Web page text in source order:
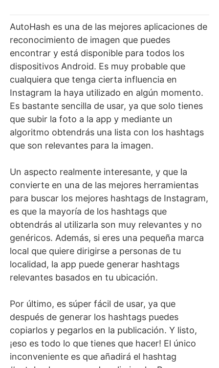
AutoHash es una de las mejores aplicaciones de
reconocimiento de imagen que puedes
encontrar y está disponible para todos los
dispositivos Android. Es muy probable que
cualquiera que tenga cierta influencia en
Instagram la haya utilizado en algún momento.
Es bastante sencilla de usar, ya que solo tienes
que subir la foto a la app y mediante un
algoritmo obtendrás una lista con los hashtags
que son relevantes para la imagen.
Un aspecto realmente interesante, y que la
convierte en una de las mejores herramientas
para buscar los mejores hashtags de Instagram,
es que la mayoría de los hashtags que
obtendrás al utilizarla son muy relevantes y no
genéricos. Además, si eres una pequeña marca
local que quiere dirigirse a personas de tu
localidad, la app puede generar hashtags
relevantes basados en tu ubicación.
Por último, es súper fácil de usar, ya que
después de generar los hashtags puedes
copiarlos y pegarlos en la publicación. Y listo,
¡eso es todo lo que tienes que hacer! El único
inconveniente es que añadirá el hashtag